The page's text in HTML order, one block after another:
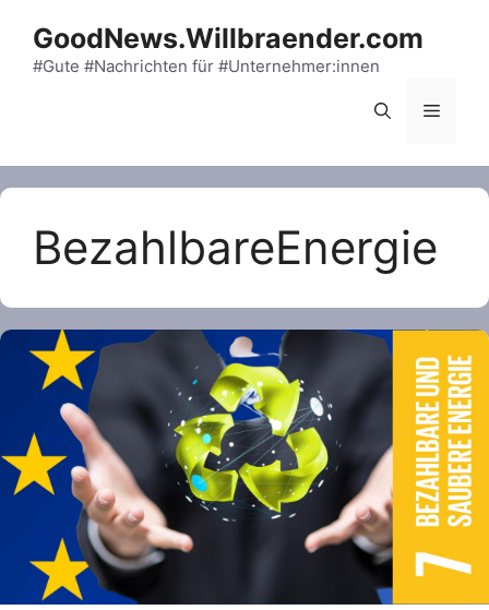
content
GoodNews.Willbraender.com
#Gute #Nachrichten für #Unternehmer:innen
Menu
BezahlbareEnergie